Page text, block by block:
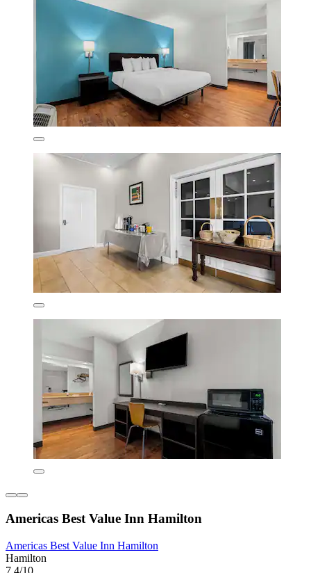
Americas Best Value Inn Hamilton
Americas Best Value Inn Hamilton
Hamilton
7,4/10